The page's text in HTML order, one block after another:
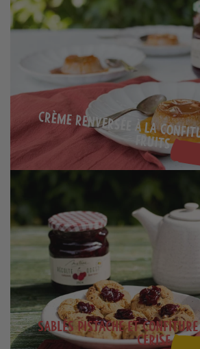
Crème renversée à la confiture Récolte 4 fruits
Sablés pistache et
cerise